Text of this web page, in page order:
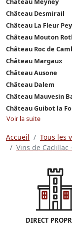
Château Desmirail
Château La Fleur
Château Mouton
Château Roc de
Château Margaux
Château Ausone
Château Dalem
Château Mauvesin
Château Guibot la
Voir la suite
Accueil Tous les
Vins de Cadillac
DIRECT